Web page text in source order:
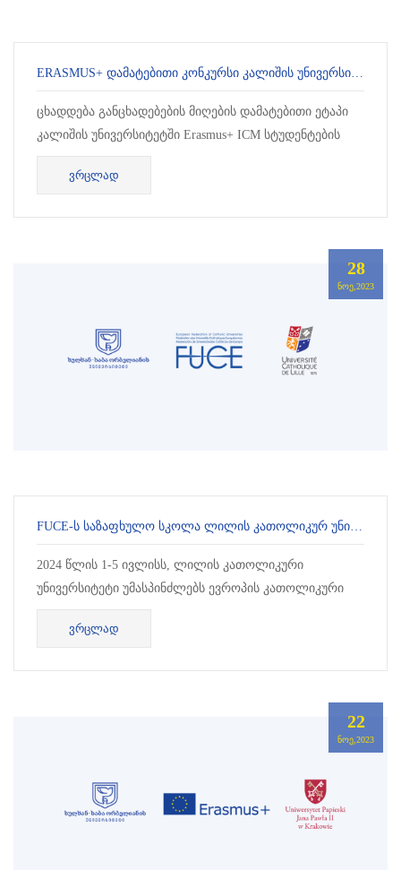
ERASMUS+ ᲓᲐᲛᲐᲢᲔᲑᲘᲗᲘ ᲙᲝᲜᲙᲣᲠᲡᲘ ᲙᲐᲚᲘᲨᲘᲡ ᲣᲜᲘᲕᲔᲠᲡᲘᲢᲔᲢᲨᲘ
ცხადდება განცხადებების მიღების დამატებითი ეტაპი
კალიშის უნივერსიტეტში Erasmus+ ICM სტუდენტების
მობილობის პროგრამაში მონაწილეობის მისაღებად.
პროგრამის ფარგლებში შერჩეულ...
ᲕᲠᲪᲚᲐᲓ
28
ᲜᲝᲔ,2023
FUCE-Ს ᲡᲐᲖᲐᲤᲮᲣᲚᲝ ᲡᲙᲝᲚᲐ ᲚᲘᲚᲘᲡ ᲙᲐᲗᲝᲚᲘᲙᲣᲠ ᲣᲜᲘᲕᲔᲠᲡᲘᲢᲔᲢᲨᲘ
2024 წლის 1-5 ივლისს, ლილის კათოლიკური
უნივერსიტეტი უმასპინძლებს ევროპის კათოლიკური
უნივერსიტეტების ფედერაციის (FUCE) მიერ
ორგანიზებულ საზაფხულო სკოლას თემაზე „ე...
ᲕᲠᲪᲚᲐᲓ
22
ᲜᲝᲔ,2023